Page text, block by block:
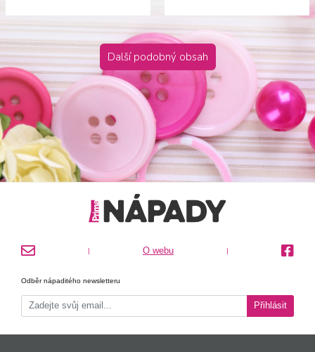
Další podobný obsah
| O webu |
Odběr nápaditého newsletteru
Přihlásit